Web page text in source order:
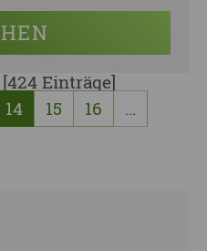
[424 Einträge]
14 15 16
…